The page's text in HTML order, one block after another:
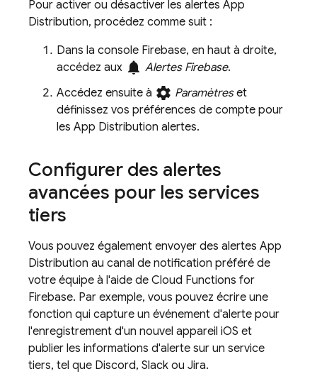
Pour activer ou désactiver les alertes App
Distribution, procédez comme suit :
Dans la console Firebase, en haut à droite,
accédez aux notifications Alertes Firebase.
Accédez ensuite à settings Paramètreset
définissez vos préférences de compte pour
les App Distribution alertes.
Configurer des alertes
avancées pour les services
tiers
Vous pouvez également envoyer des alertes App
Distribution au canal de notification préféré de
votre équipe à l'aide de Cloud Functions for
Firebase. Par exemple, vous pouvez écrire une
fonction qui capture un événement d'alerte pour
l'enregistrement d'un nouvel appareil iOS et
publier les informations d'alerte sur un service
tiers, tel que Discord, Slack ou Jira.